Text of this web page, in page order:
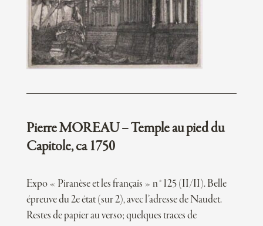
Pierre MOREAU – Temple au pied du
Capitole, ca 1750
Expo « Piranèse et les français » n°125 (II/II). Belle
épreuve du 2e état (sur 2), avec l’adresse de Naudet.
Restes de papier au verso; quelques traces de